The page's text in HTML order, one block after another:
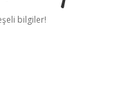
bilgiler!